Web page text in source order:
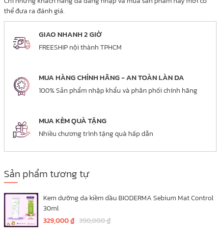
thể đưa ra đánh giá.
GIAO NHANH 2 GIỜ
FREESHIP nội thành TPHCM
MUA HÀNG CHÍNH HÃNG - AN TOÀN LÀN DA
100% Sản phẩm nhập khẩu và phân phối chính hãng
MUA KÈM QUÀ TẶNG
Nhiều chương trình tặng quà hấp dẫn
Sản phẩm tương tự
Kem dưỡng da kiềm dầu BIODERMA Sebium Mat Control
30ml
390,000₫
329,000₫